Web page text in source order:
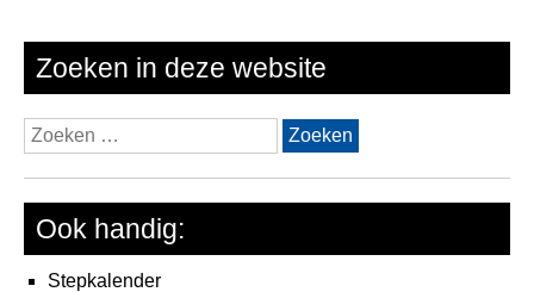
Zoeken in deze website
Zoeken
naar:
Ook handig:
Stepkalender